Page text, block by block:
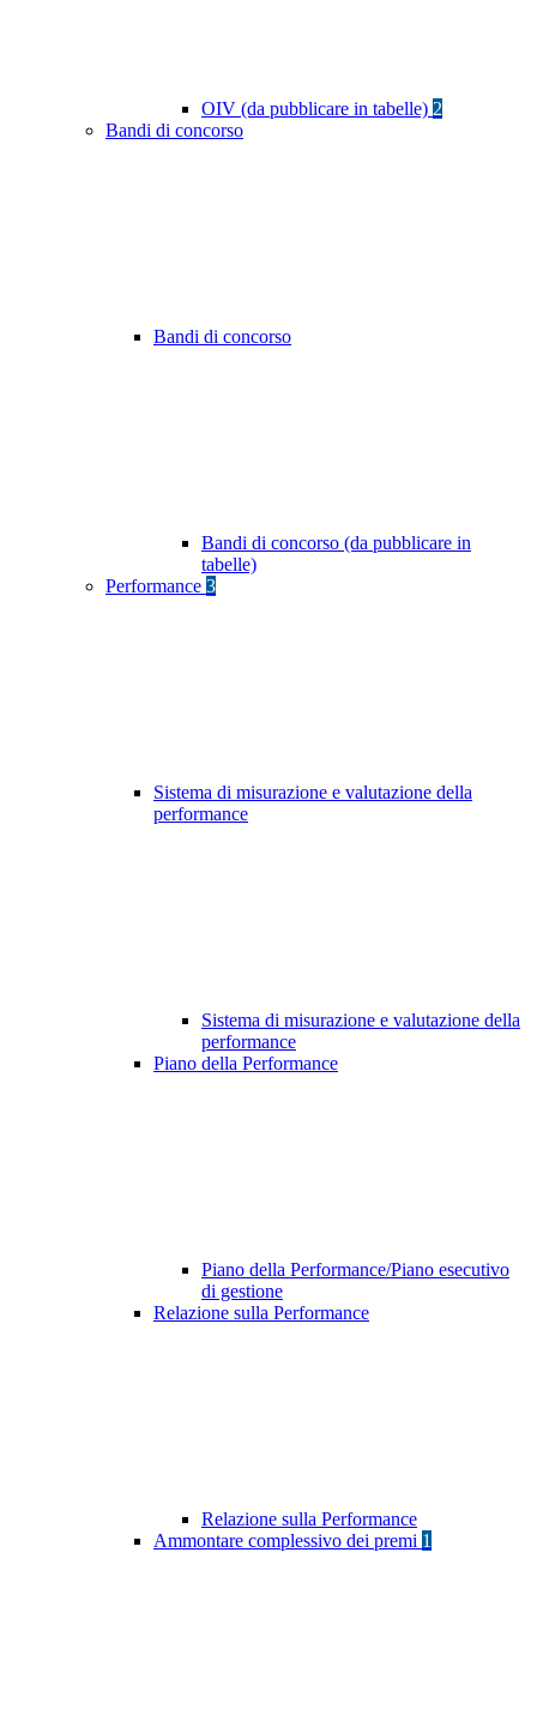
OIV (da pubblicare in tabelle) 2
Bandi di concorso
Bandi di concorso
Bandi di concorso (da pubblicare in
tabelle)
Performance 3
Sistema di misurazione e valutazione della
performance
Sistema di misurazione e valutazione della
performance
Piano della Performance
Piano della Performance/Piano esecutivo
di gestione
Relazione sulla Performance
Relazione sulla Performance
Ammontare complessivo dei premi 1